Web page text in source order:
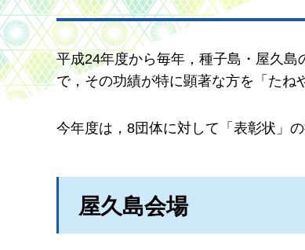
平成24年度から毎年，種子島・屋久
で，その功績が特に顕著な方を「たね
今年度は，8団体に対して「表彰状」
屋久島会場